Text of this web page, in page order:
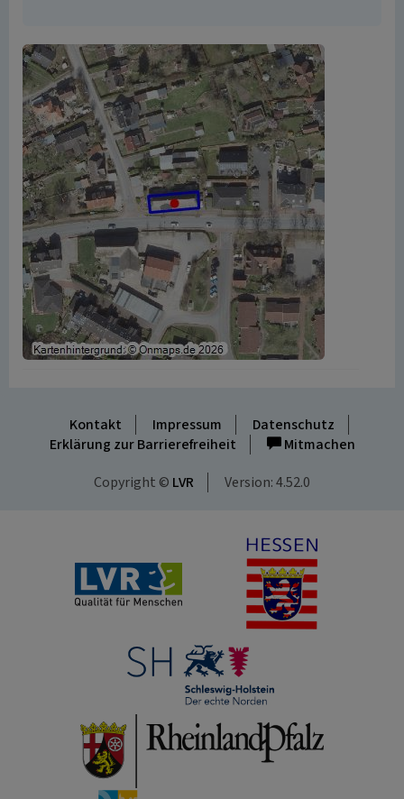
Kontakt Impressum
Datenschutz
Erklärung zur Barrierefreiheit
Mitmachen
Copyright © LVR Version: 4.52.0